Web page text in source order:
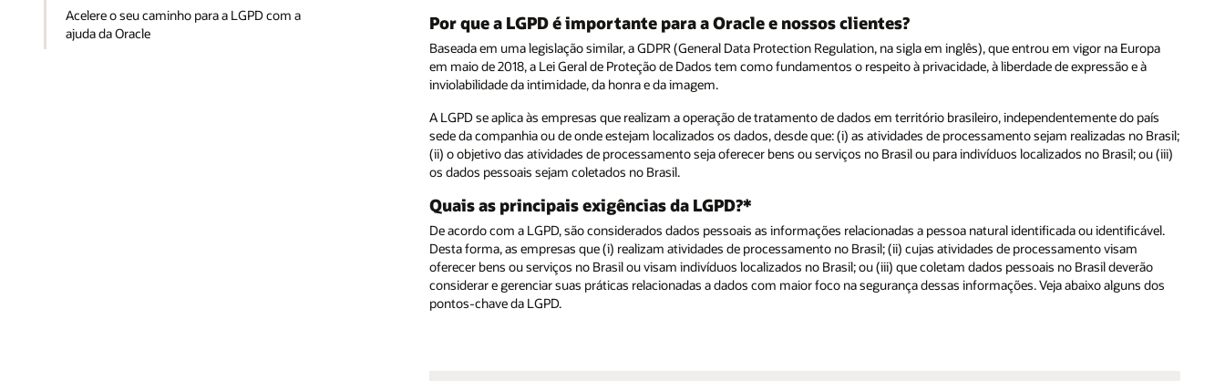
Acelere o seu caminho para a LGPD com a
ajuda da Oracle
Por que a LGPD é importante para a Oracle e nossos clientes?
Baseada em uma legislação similar, a GDPR (General Data Protection Regulation, na sigla em inglês), que entrou em vigor na Europa
em maio de 2018, a Lei Geral de Proteção de Dados tem como fundamentos o respeito à privacidade, à liberdade de expressão e à
inviolabilidade da intimidade, da honra e da imagem.
A LGPD se aplica às empresas que realizam a operação de tratamento de dados em território brasileiro, independentemente do país
sede da companhia ou de onde estejam localizados os dados, desde que: (i) as atividades de processamento sejam realizadas no Brasil;
(ii) o objetivo das atividades de processamento seja oferecer bens ou serviços no Brasil ou para indivíduos localizados no Brasil; ou (iii)
os dados pessoais sejam coletados no Brasil.
Quais as principais exigências da LGPD?*
De acordo com a LGPD, são considerados dados pessoais as informações relacionadas a pessoa natural identificada ou identificável.
Desta forma, as empresas que (i) realizam atividades de processamento no Brasil; (ii) cujas atividades de processamento visam
oferecer bens ou serviços no Brasil ou visam indivíduos localizados no Brasil; ou (iii) que coletam dados pessoais no Brasil deverão
considerar e gerenciar suas práticas relacionadas a dados com maior foco na segurança dessas informações. Veja abaixo alguns dos
pontos-chave da LGPD.